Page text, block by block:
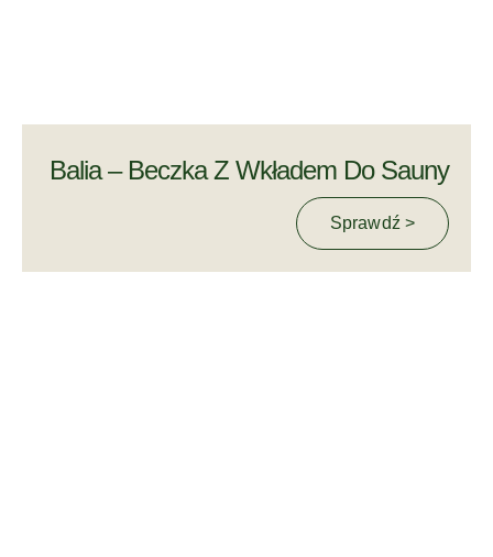
Balia – Beczka Z Wkładem Do Sauny
Sprawdź >